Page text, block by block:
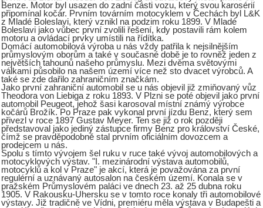
Benze. Motor byl usazen do zadní části vozu, který svou karosérií
připomínal kočár. Prvním továrním motocyklem v Čechách byl L&K
z Mladé Boleslavi, který vznikl na podzim roku 1899. V Mladé
Boleslavi jako vůbec první zvolili řešení, kdy postavili rám kolem
motoru a ovládací prvky umístili na řídítka.
Domácí automobilová výroba u nás vždy patřila k nejsilnějším
průmyslovým oborům a také v současné době je to rovněž jeden z
největších tahounů našeho průmyslu. Mezi dvěma světovými
válkami působilo na našem území více než sto dvacet výrobců. A
také se zde dařilo zahraničním značkám.
Jako první zahraniční automobil se u nás objevil již zmiňovaný vůz
Theodora von Liebiga z roku 1893. V Plzni se poté objevil jako první
automobil Peugeot, jehož šasi karosoval místní známý výrobce
kočárů Brožík. Po Praze pak vykonal první jízdu Benz, který sem
přivezl v roce 1897 Gustav Meyer. Ten se již o rok později
představoval jako jediný zástupce firmy Benz pro království České,
čímž se pravděpodobně stal prvním oficiálním dovozcem a
prodejcem u nás.
Spolu s tímto vývojem šel ruku v ruce také vývoj automobilových a
motocyklových výstav. "I. mezinárodní výstava automobilů,
motocyklů a kol v Praze" je akcí, která je považována za první
regulérní a uznávaný autosalon na českém území. Konala se v
pražském Průmyslovém paláci ve dnech 23. až 25 dubna roku
1905. V Rakousku-Uhersku se v tomto roce konaly tři automobilové
výstavy. Již tradičně ve Vídni, premiéru měla výstava v Budapešti a